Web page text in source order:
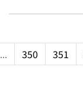
... 350 351